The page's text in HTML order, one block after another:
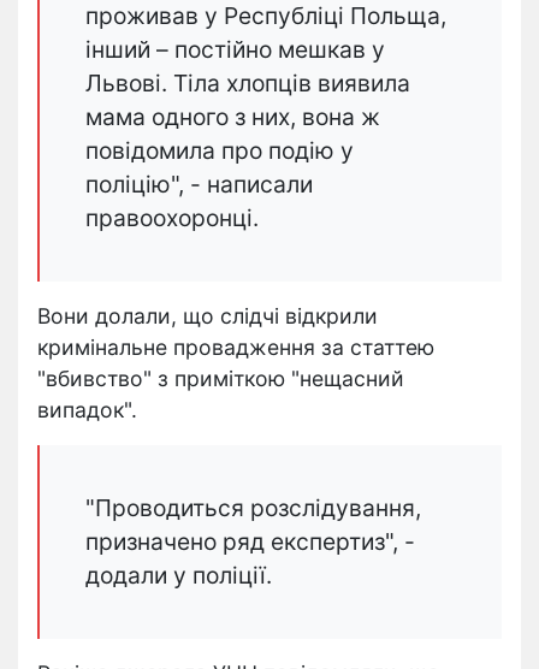
проживав у Республіці Польща,
інший – постійно мешкав у
Львові. Тіла хлопців виявила
мама одного з них, вона ж
повідомила про подію у
поліцію", - написали
правоохоронці.
Вони долали, що слідчі відкрили
кримінальне провадження за статтею
"вбивство" з приміткою "нещасний
випадок".
"Проводиться розслідування,
призначено ряд експертиз", -
додали у поліції.